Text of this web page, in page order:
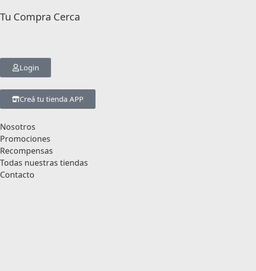
Tu Compra Cerca
Login
Creá tu tienda APP
Nosotros
Promociones
Recompensas
Todas nuestras tiendas
Contacto